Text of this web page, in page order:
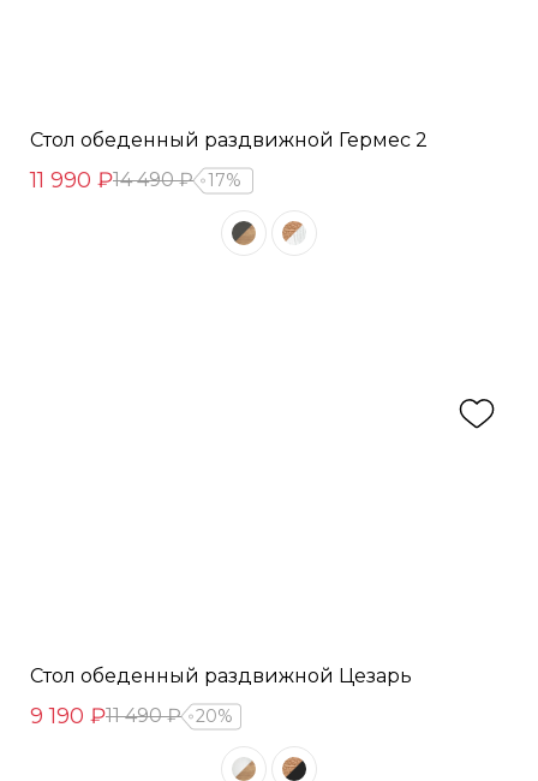
Стол обеденный раздвижной Гермес 2
11 990 ₽14 490 ₽ 17%
Стол обеденный раздвижной Цезарь
9 190 ₽11 490 ₽ 20%